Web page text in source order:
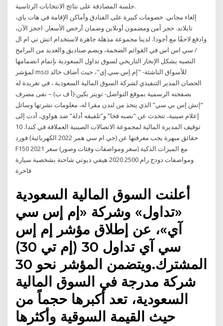
جلسة المصادقة على نتائج الانتخابات الرئاسية.
إلغاء مجاني. خصومات كبيرة على الفنادق وأماكن الإقامة في هات ياي،
تايلاند. حجز آمن ومضمون أونلاين وضمان أرخص الأسعار. احجز الآن،
وادفع لاحقًا مع أجودا. لدينا مجموعة مذهلة جاهزة لاستخدام اتش تي ام ال
/ سي اس اس في القوائم الضخمة، ويضم صناديق والعديد من البرامج
النصيه يشكل الإنجاز التاريخي لسوق تداول السعودية بإتمام انضمامها
لمؤشر msci للأسواق الناشئة- "إم.إس.سي.إي"، حيث أضاف خالد
الحصان المدير التنفيذي لشركة السوق المالية السعودية ، في تغريدة له
بصفحته الرسمية بموقع التواصل- تويتر بكين-(أ ف ب) – نفى مصرف
“إتش إس بي سي” الذي يتخذ من لندن مقرا له، معلومات نشرتها وسائل
إعلام صينية، تتحدث عن “نصبه فخا” و”تلفيقه أدلة” ضد هواوي، أدت إلى
توقيف المديرة المالية لمجموعة الاتصالات الصينية العملاقة في كندا. 10
حقائق مبهرة يجب معرفتها عن (جي ام سي همر 2022 الكهربائية) فورد
F150 2021 مع الميزات الذكية (سعر ومواصفات وفئات وصور) سعر
ومواصفات دودج رام 2500 2020 هيفي ديوتي شاحنة بشخصية سيارة
فاخرة
أعلنت السوق المالية السعودية
«تداول» وشركة «إم إس سي
آي»، عن إطلاق مؤشر إم إس
سي آي تداول 30 (إم تي 30)
المشترك.ويتضمن المؤشر نحو 30
شركة مدرجة في السوق المالية
السعودية، تعد أكبرها حجماً من
حيث القيمة السوقية وأكثرها